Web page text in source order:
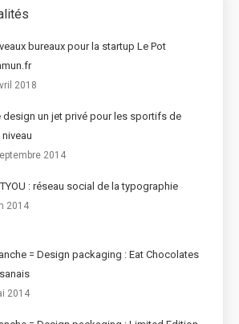
bureaux pour la startup Le Pot
2018
design un jet privé pour les sportifs de
niveau
2014
: réseau social de la typographie
2014
= Design packaging : Eat Chocolates
2014